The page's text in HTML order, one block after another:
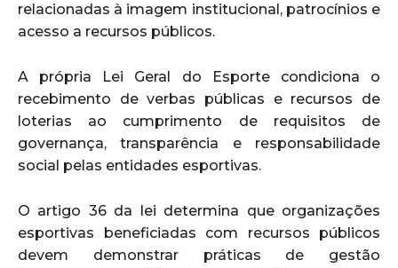
relacionadas à imagem institucional, patrocínios e
acesso a recursos públicos.
A própria Lei Geral do Esporte condiciona o
recebimento de verbas públicas e recursos de
loterias ao cumprimento de requisitos de
governança, transparência e responsabilidade
social pelas entidades esportivas.
O artigo 36 da lei determina que organizações
esportivas beneficiadas com recursos públicos
devem demonstrar práticas de gestão